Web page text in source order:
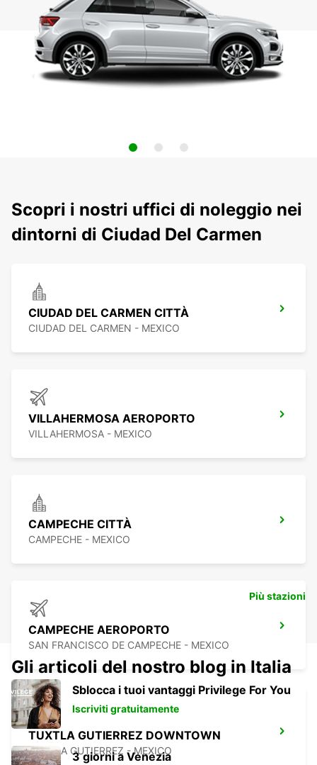
Scopri i nostri uffici di noleggio nei
dintorni di Ciudad Del Carmen
CIUDAD DEL CARMEN CITTÀ
CIUDAD DEL CARMEN - MEXICO
VILLAHERMOSA AEROPORTO
VILLAHERMOSA - MEXICO
CAMPECHE CITTÀ
CAMPECHE - MEXICO
CAMPECHE AEROPORTO
SAN FRANCISCO DE CAMPECHE - MEXICO
TUXTLA GUTIERREZ DOWNTOWN
TUXTLA GUTIERREZ - MEXICO
Più stazioni
Gli articoli del nostro blog in Italia
Sblocca i tuoi vantaggi Privilege For You
Iscriviti gratuitamente
3 giorni a Venezia